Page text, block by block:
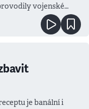
vojenské
je banální i